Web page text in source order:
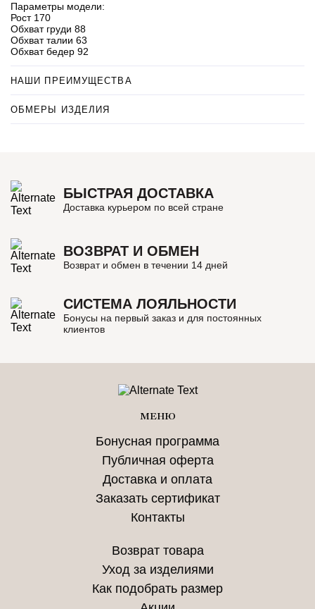
Параметры модели:
Рост 170
Обхват груди 88
Обхват талии 63
Обхват бедер 92
НАШИ ПРЕИМУЩЕСТВА
ОБМЕРЫ ИЗДЕЛИЯ
БЫСТРАЯ ДОСТАВКА
Доставка курьером по всей стране
ВОЗВРАТ И ОБМЕН
Возврат и обмен в течении 14 дней
СИСТЕМА ЛОЯЛЬНОСТИ
Бонусы на первый заказ и для постоянных
клиентов
МЕНЮ
Бонусная программа
Публичная оферта
Доставка и оплата
Заказать сертификат
Контакты
Возврат товара
Уход за изделиями
Как подобрать размер